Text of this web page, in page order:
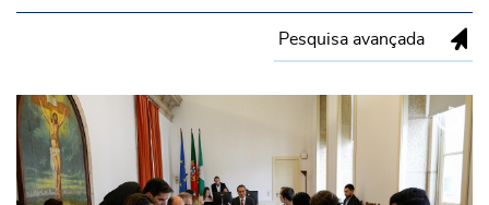
Pesquisa avançada